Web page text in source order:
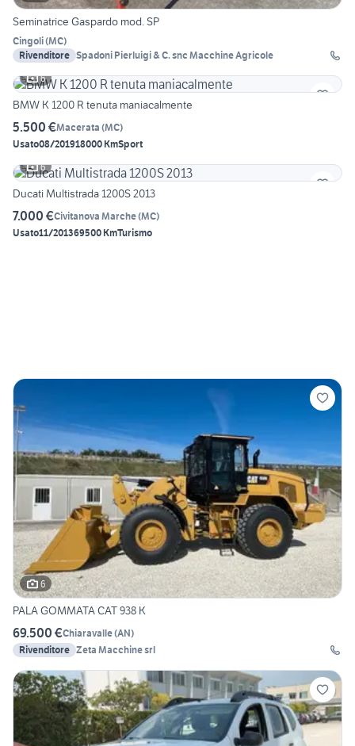
Seminatrice Gaspardo mod. SP
Cingoli(MC)
Rivenditore Spadoni Pierluigi & C. snc Macchine Agricole
6
BMW K 1200 R tenuta maniacalmente
5.500 €Macerata (MC)
Usato08/201918000 KmSport
6
Ducati Multistrada 1200S 2013
7.000 €Civitanova Marche(MC)
Usato11/201369500 KmTurismo
6
PALA GOMMATA CAT 938 K
69.500 €Chiaravalle(AN)
Rivenditore Zeta Macchine srl